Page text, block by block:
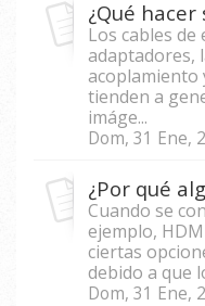
Los cables
adaptadores,
acoplamiento
tienden a
imáge...
Dom, 31 Ene,
Cuando se
ejemplo,
ciertas
debido a que
Dom, 31 Ene,